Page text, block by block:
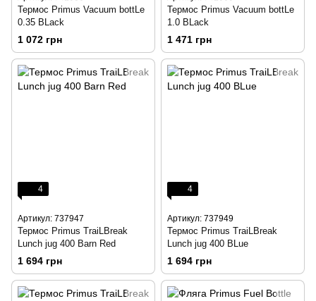
Термос Primus Vacuum bottLe
0.35 BLack
1 072 грн
Термос Primus Vacuum bottLe
1.0 BLack
1 471 грн
4
Артикул: 737947
Термос Primus TraiLBreak
Lunch jug 400 Barn Red
1 694 грн
4
Артикул: 737949
Термос Primus TraiLBreak
Lunch jug 400 BLue
1 694 грн